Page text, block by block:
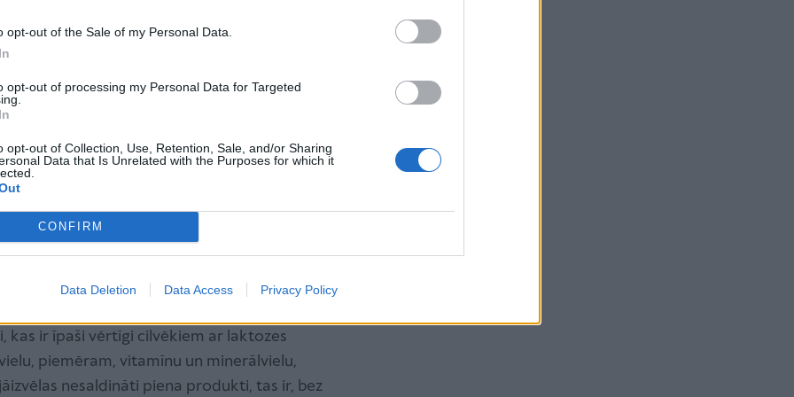
opt-out of the Sale of my Personal Data.
opt-out of processing my Personal Data for Targeted
opt-out of Collection, Use, Retention, Sale, and/or Sharing
Data that Is Unrelated with the Purposes for which it
CONFIRM
Data Deletion Data Access Privacy Policy
Ja vecāki lemj par labu piena produktu
obligāti jākonsultējas ar ārstu un uztura
un nodrošinātu organismam visas bērna
ir vērtīgāki?
ir uzturvielām bagātāks un vērtīgāks, priekšroka
bez piedevām un biezpienam. Skābpiena
kas ir probiotiķi - tie veicina labvēlīgas
mikroflorai pēc ārstēšanās ar
kas ir īpaši vērtīgi cilvēkiem ar laktozes
piemēram, vitamīnu un minerālvielu,
nesaldināti piena produkti, tas ir, bez